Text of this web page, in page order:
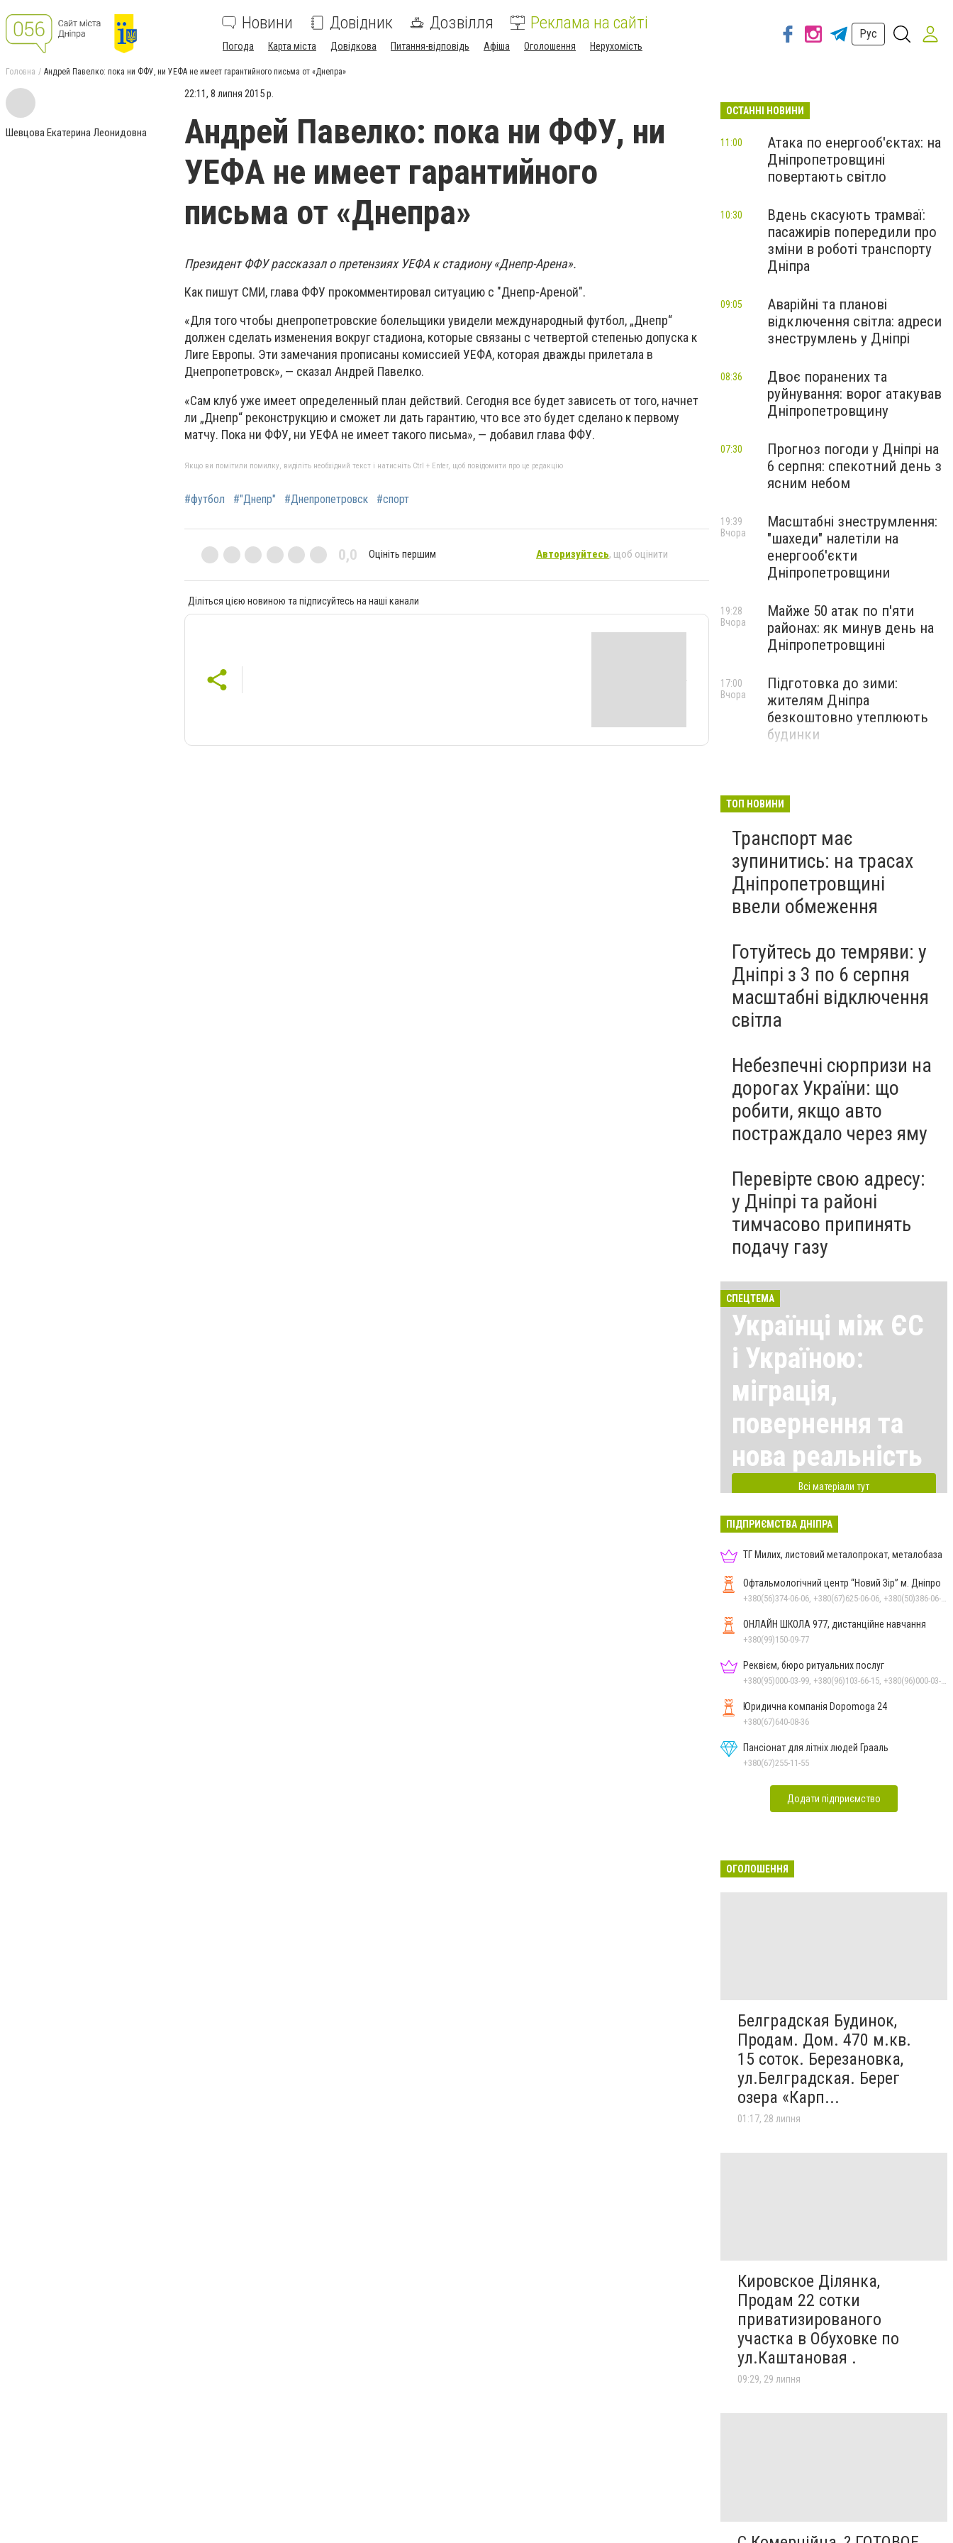
Новини Довідник Дозвілля Реклама на сайті
Погода Карта міста Довідкова Питання-відповідь Афіша Оголошення Нерухомість
Рус
Головна Андрей Павелко: пока ни ФФУ, ни УЕФА не имеет гарантийного письма от «Днепра»
Шевцова Екатерина Леонидовна
22:11, 8 липня 2015 р.
Андрей Павелко: пока ни ФФУ, ни
УЕФА не имеет гарантийного
письма от «Днепра»
Президент ФФУ рассказал о претензиях УЕФА к стадиону «Днепр-Арена».
Как пишут СМИ, глава ФФУ прокомментировал ситуацию с "Днепр-Ареной".
«Для того чтобы днепропетровские болельщики увидели международный футбол, „Днепр“
должен сделать изменения вокруг стадиона, которые связаны с четвертой степенью допуска к
Лиге Европы. Эти замечания прописаны комиссией УЕФА, которая дважды прилетала в
Днепропетровск», — сказал Андрей Павелко.
«Сам клуб уже имеет определенный план действий. Сегодня все будет зависеть от того, начнет
ли „Днепр“ реконструкцию и сможет ли дать гарантию, что все это будет сделано к первому
матчу. Пока ни ФФУ, ни УЕФА не имеет такого письма», — добавил глава ФФУ.
Якщо ви помітили помилку, виділіть необхідний текст і натисніть Ctrl + Enter, щоб повідомити про це редакцію
#футбол #"Днепр" #Днепропетровск #спорт
0,0 Оцініть першим Авторизуйтесь, щоб оцінити
Діліться цією новиною та підписуйтесь на наші канали
ОСТАННІ НОВИНИ
Атака по енергооб'єктах: на
Дніпропетровщині
повертають світло
11:00
Вдень скасують трамваї:
пасажирів попередили про
зміни в роботі транспорту
Дніпра
10:30
Аварійні та планові
відключення світла: адреси
знеструмлень у Дніпрі
09:05
Двоє поранених та
руйнування: ворог атакував
Дніпропетровщину
08:36
Прогноз погоди у Дніпрі на
6 серпня: спекотний день з
ясним небом
07:30
Масштабні знеструмлення:
"шахеди" налетіли на
енергооб'єкти
Дніпропетровщини
19:39
Вчора
Майже 50 атак по п'яти
районах: як минув день на
Дніпропетровщині
19:28
Вчора
Підготовка до зими:
жителям Дніпра
безкоштовно утеплюють
будинки
17:00
Вчора
ТОП НОВИНИ
Транспорт має
зупинитись: на трасах
Дніпропетровщині
ввели обмеження
Готуйтесь до темряви: у
Дніпрі з 3 по 6 серпня
масштабні відключення
світла
Небезпечні сюрпризи на
дорогах України: що
робити, якщо авто
постраждало через яму
Перевірте свою адресу:
у Дніпрі та районі
тимчасово припинять
подачу газу
СПЕЦТЕМА
Українці між ЄС
і Україною:
міграція,
повернення та
нова реальність
Всі матеріали тут
ПІДПРИЄМСТВА ДНІПРА
ТГ Милих, листовий металопрокат, металобаза
Офтальмологічний центр “Новий Зір” м. Дніпро
ОНЛАЙН ШКОЛА 977, дистанційне навчання
+380(99)150-09-77
Реквієм, бюро ритуальних послуг
Юридична компанія Dopomoga 24
+380(67)640-08-36
Пансіонат для літніх людей Грааль
+380(67)255-11-55
Додати підприємство
ОГОЛОШЕННЯ
Белградская Будинок,
Продам. Дом. 470 м.кв.
15 соток. Березановка,
ул.Белградская. Берег
озера «Карп...
01:17, 28 липня
Кировское Ділянка,
Продам 22 сотки
приватизированого
участка в Обуховке по
ул.Каштановая .
09:29, 29 липня